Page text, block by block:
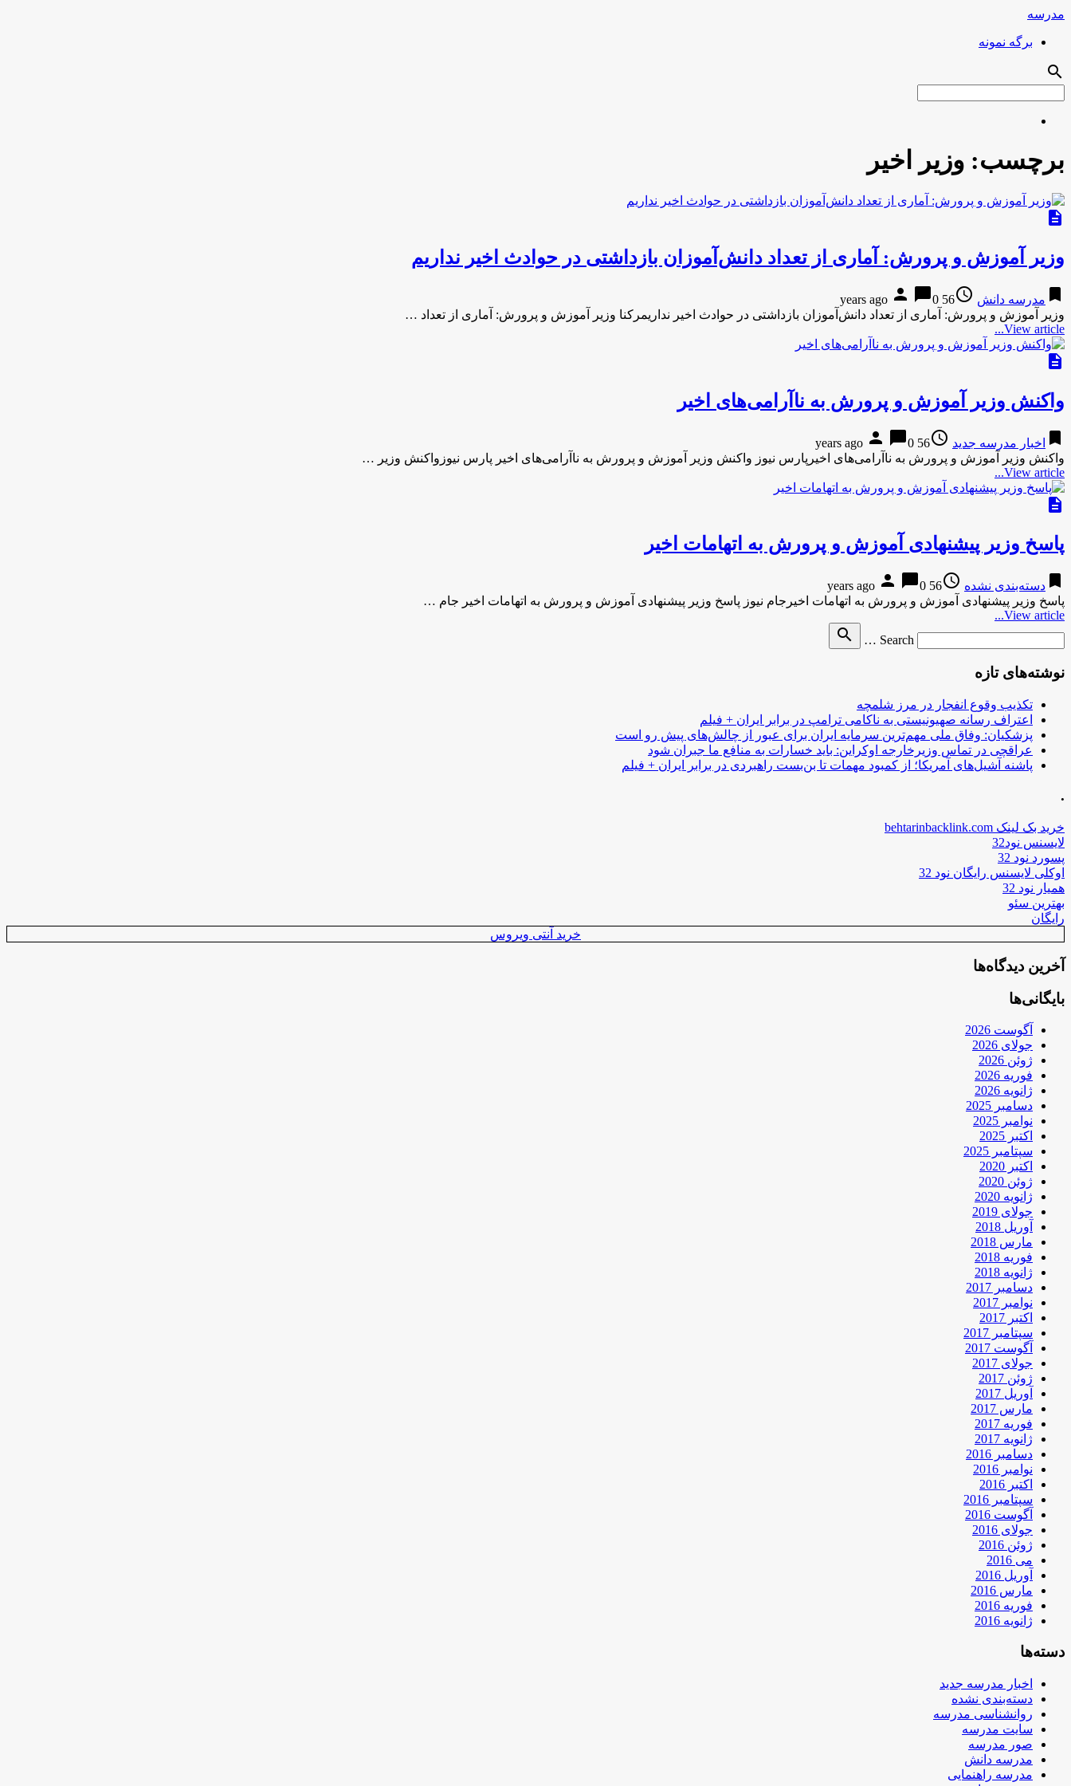
مدرسه
برگه نمونه
search
برچسب: وزیر اخیر
description
وزیر آموزش و پرورش: آماری از تعداد دانش‌آموزان بازداشتی در حوادث اخیر نداریم
bookmark مدرسه دانش access_time
56 years ago
person chat_bubble0
وزیر آموزش و پرورش: آماری از تعداد دانش‌آموزان بازداشتی در حوادث اخیر نداریمرکنا وزیر آموزش و پرورش: آماری از تعداد …
View article...
description
واکنش وزیر آموزش و پرورش به ناآرامی‌های اخیر
bookmark اخبار مدرسه جدید access_time
56 years ago
person chat_bubble0
واکنش وزیر آموزش و پرورش به ناآرامی‌های اخیرپارس نیوز واکنش وزیر آموزش و پرورش به ناآرامی‌های اخیر پارس نیوزواکنش وزیر …
View article...
description
پاسخ وزیر پیشنهادی آموزش و پرورش به اتهامات اخیر
bookmark دسته‌بندی نشده access_time
56 years ago
person chat_bubble0
پاسخ وزیر پیشنهادی آموزش و پرورش به اتهامات اخیرجام نیوز پاسخ وزیر پیشنهادی آموزش و پرورش به اتهامات اخیر جام …
View article...
Search …
search
نوشته‌های تازه
تکذیب وقوع انفجار در مرز شلمچه
اعتراف رسانه صهیونیستی به ناکامی ترامپ در برابر ایران + فیلم
پزشکیان: وفاق ملی مهم‌ترین سرمایه ایران برای عبور از چالش‌های پیش رو است
عراقچی در تماس وزیرخارجه اوکراین: باید خسارات به منافع ما جبران شود
پاشنه آشیل‌های آمریکا؛ از کمبود مهمات تا بن‌بست راهبردی در برابر ایران + فیلم
.
خرید بک لینک behtarinbacklink.com
لایسنس نود32
پسورد نود 32
اوکلی لایسنس رایگان نود 32
همیار نود 32
بهترین سئو
رایگان
خرید آنتی ویروس
آخرین دیدگاه‌ها
بایگانی‌ها
آگوست 2026
جولای 2026
ژوئن 2026
فوریه 2026
ژانویه 2026
دسامبر 2025
نوامبر 2025
اکتبر 2025
سپتامبر 2025
اکتبر 2020
ژوئن 2020
ژانویه 2020
جولای 2019
آوریل 2018
مارس 2018
فوریه 2018
ژانویه 2018
دسامبر 2017
نوامبر 2017
اکتبر 2017
سپتامبر 2017
آگوست 2017
جولای 2017
ژوئن 2017
آوریل 2017
مارس 2017
فوریه 2017
ژانویه 2017
دسامبر 2016
نوامبر 2016
اکتبر 2016
سپتامبر 2016
آگوست 2016
جولای 2016
ژوئن 2016
می 2016
آوریل 2016
مارس 2016
فوریه 2016
ژانویه 2016
دسته‌ها
اخبار مدرسه جدید
دسته‌بندی نشده
روانشناسی مدرسه
سایت مدرسه
صور مدرسه
مدرسه دانش
مدرسه راهنمایی